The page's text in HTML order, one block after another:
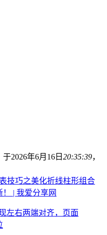
2026年6月16日 20:35:39，
技巧之美化折线柱形组合
| 我爱分享网